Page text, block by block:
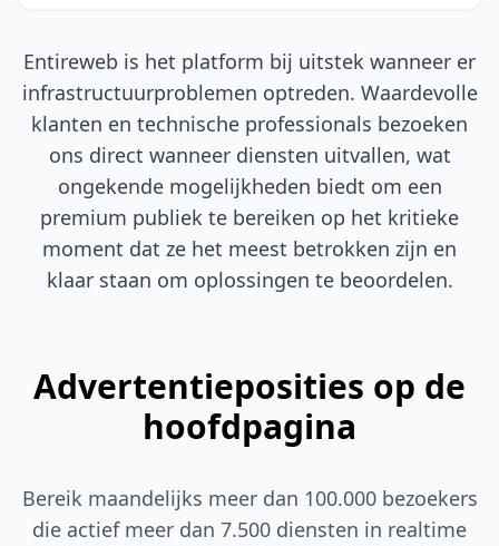
Entireweb is het platform bij uitstek wanneer er
infrastructuurproblemen optreden. Waardevolle
klanten en technische professionals bezoeken
ons direct wanneer diensten uitvallen, wat
ongekende mogelijkheden biedt om een
premium publiek te bereiken op het kritieke
moment dat ze het meest betrokken zijn en
klaar staan om oplossingen te beoordelen.
Advertentieposities op de
hoofdpagina
Bereik maandelijks meer dan 100.000 bezoekers
die actief meer dan 7.500 diensten in realtime